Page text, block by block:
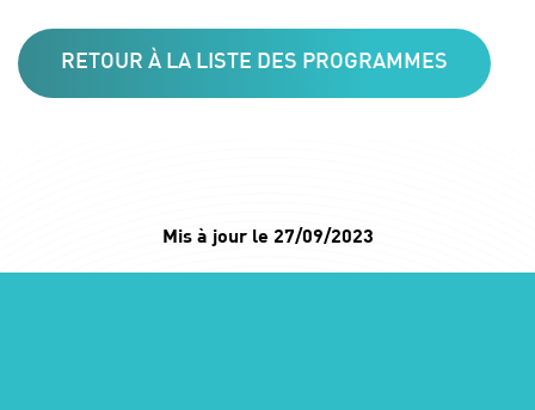
RETOUR À LA LISTE DES PROGRAMMES
Mis à jour le 27/09/2023